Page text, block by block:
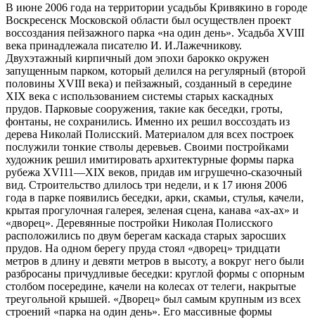
В июне 2006 года на территории усадьбы Кривякино в городе
Воскресенск Московской области был осуществлен проект
воссоздания пейзажного парка «на один день». Усадьба XVIII
века принадлежала писателю И. И.Лажечникову.
Двухэтажный кирпичный дом эпохи барокко окружен
запущенным парком, который делился на регулярный (второй
половины XVIII века) и пейзажный, созданный в середине
XIX века с использованием системы старых каскадных
прудов. Парковые сооружения, такие как беседки, гроты,
фонтаны, не сохранились. Именно их решил воссоздать из
дерева Николай Полисский. Материалом для всех построек
послужили тонкие стволы деревьев. Своими постройками
художник решил имитировать архитектурные формы парка
рубежа XVI11—XIX веков, придав им игрушечно-сказочный
вид. Строительство длилось три недели, и к 17 июня 2006
года в парке появились беседки, арки, скамьи, стулья, качели,
крытая прогулочная галерея, зеленая сцена, канава «ах-ах» и
«дворец». Деревянные постройки Николая Полисского
расположились по двум берегам каскада старых заросших
прудов. На одном берегу пруда стоял «дворец» тридцати
метров в длину и девяти метров в высоту, а вокруг него были
разбросаны причудливые беседки: круглой формы с опорным
столбом посередине, качели на колесах от телеги, накрытые
треугольной крышей. «Дворец» был самым крупным из всех
строений «парка на один день». Его массивные формы